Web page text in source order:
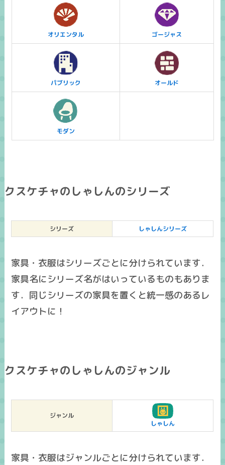
オリエンタル ゴージャス
パブリック オールド
モダン
クスケチャのしゃしんのシリーズ
シリーズ しゃしんシリーズ
家具・衣服はシリーズごとに分けられています．
家具名にシリーズ名がはいっているものもありま
す．同じシリーズの家具を置くと統一感のあるレ
イアウトに！
クスケチャのしゃしんのジャンル
ジャンル
しゃしん
家具・衣服はジャンルごとに分けられています．